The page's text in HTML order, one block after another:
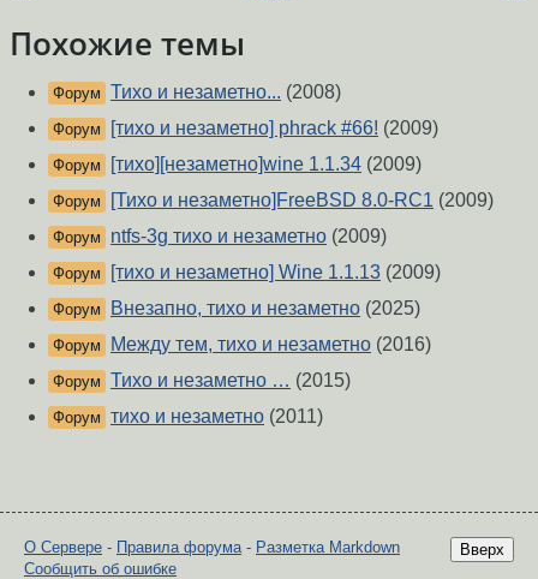
Похожие темы
Форум Тихо и незаметно... (2008)
Форум [тихо и незаметно] phrack #66! (2009)
Форум [тихо][незаметно]wine 1.1.34 (2009)
Форум [Тихо и незаметно]FreeBSD 8.0-RC1 (2009)
Форум ntfs-3g тихо и незаметно (2009)
Форум [тихо и незаметно] Wine 1.1.13 (2009)
Форум Внезапно, тихо и незаметно (2025)
Форум Между тем, тихо и незаметно (2016)
Форум Тихо и незаметно … (2015)
Форум тихо и незаметно (2011)
Вверх
О Сервере - Правила форума- Разметка Markdown
Сообщить об ошибке